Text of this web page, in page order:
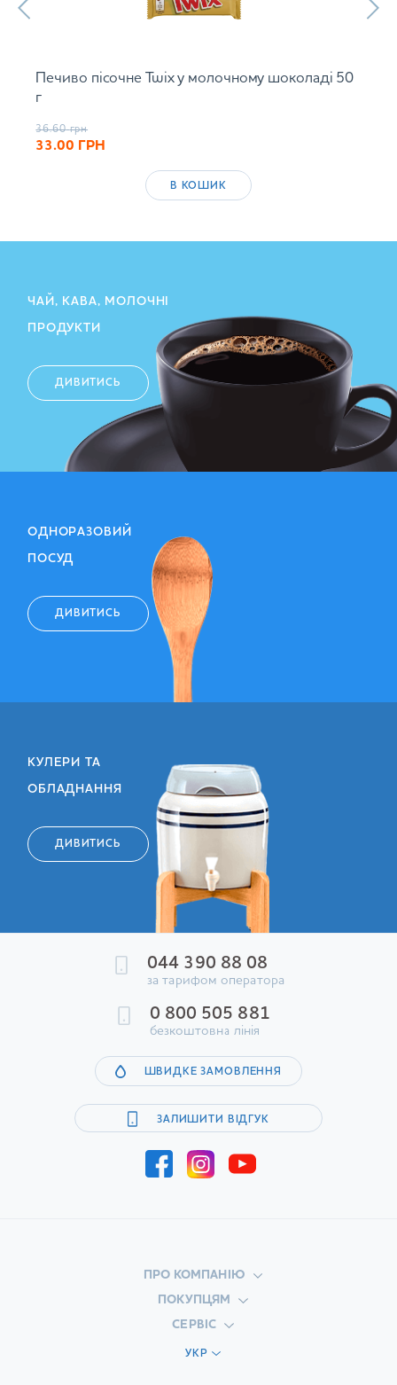
Печиво пісочне Twix у молочному шоколаді 50
г
36.60 грн
33.00 ГРН
В КОШИК
ЧАЙ, КАВА, МОЛОЧНІ
ПРОДУКТИ
ДИВИТИСЬ
ОДНОРАЗОВИЙ
ПОСУД
ДИВИТИСЬ
КУЛЕРИ ТА
ОБЛАДНАННЯ
ДИВИТИСЬ
044 390 88 08
за тарифом оператора
0 800 505 881
безкоштовна лінія
ШВИДКЕ ЗАМОВЛЕННЯ
ЗАЛИШИТИ ВІДГУК
ПРО КОМПАНІЮ
ПОКУПЦЯМ
СЕРВІС
УКР